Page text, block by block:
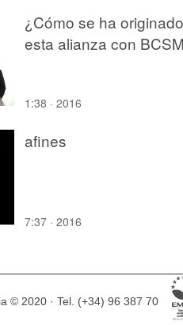
¿Cómo se ha originado
esta alianza con
1:38 · 2016
afines
7:37 · 2016
© 2020 · Tel. (+34) 96 387 70